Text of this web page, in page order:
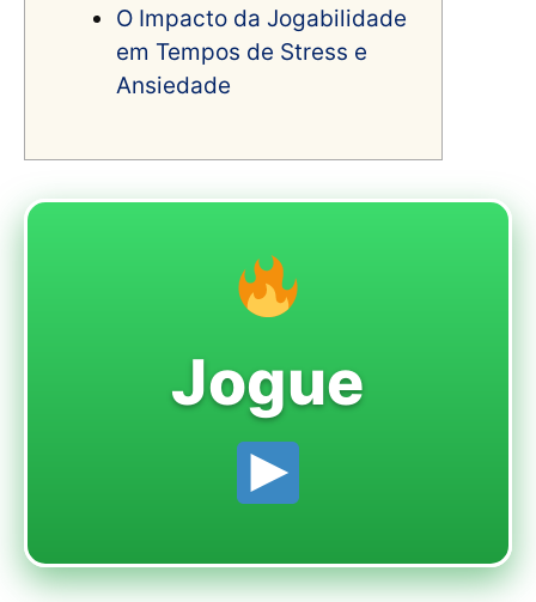
O Impacto da Jogabilidade
em Tempos de Stress e
Ansiedade
Jogue